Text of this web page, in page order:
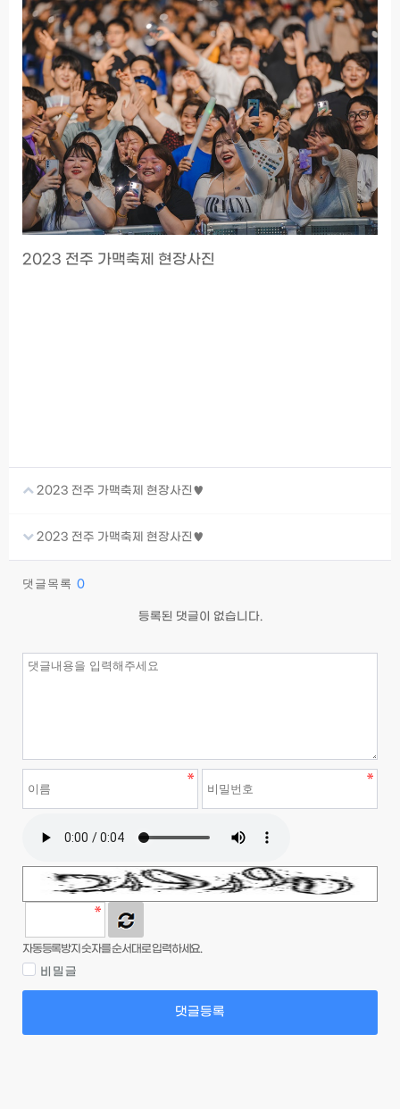
2023 전주 가맥축제 현장사진
2023 전주 가맥축제 현장사진♥
2023 전주 가맥축제 현장사진♥
댓글목록 0
등록된 댓글이 없습니다.
자동등록방지 숫자를 순서대로 입력하세요.
비밀글
댓글등록